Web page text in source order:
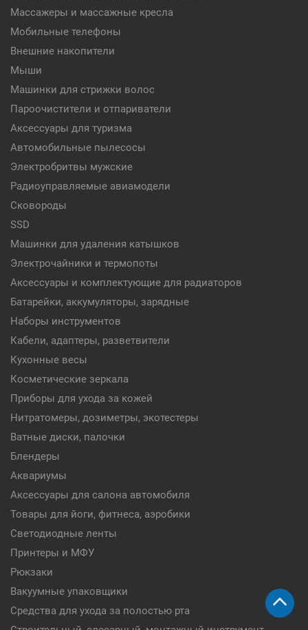
Массажеры и массажные кресла
Мобильные телефоны
Внешние накопители
Мыши
Машинки для стрижки волос
Пароочистители и отпариватели
Аксессуары для туризма
Автомобильные пылесосы
Электробритвы мужские
Радиоуправляемые авиамодели
Сковороды
SSD
Машинки для удаления катышков
Электрочайники и термопоты
Аксессуары и комплектующие для радиаторов
Батарейки, аккумуляторы, зарядные
Наборы инструментов
Кабели, адаптеры, разветвители
Кухонные весы
Косметические зеркала
Приборы для ухода за кожей
Нитратомеры, дозиметры, экотестеры
Ватные диски, палочки
Блендеры
Аквариумы
Аксессуары для салона автомобиля
Товары для йоги, фитнеса, аэробики
Светодиодные ленты
Принтеры и МФУ
Рюкзаки
Вакуумные упаковщики
Средства для ухода за полостью рта